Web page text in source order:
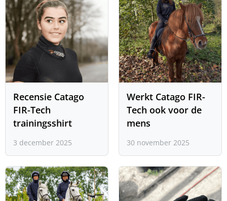
Recensie Catago
FIR-Tech
trainingsshirt
3 december 2025
Werkt Catago FIR-
Tech ook voor de
mens
30 november 2025